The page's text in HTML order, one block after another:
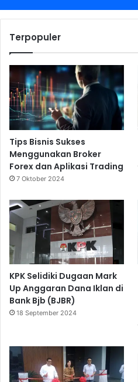
Terpopuler
Tips Bisnis Sukses
Menggunakan Broker
Forex dan Aplikasi Trading
7 Oktober 2024
KPK Selidiki Dugaan Mark
Up Anggaran Dana Iklan di
Bank Bjb (BJBR)
18 September 2024